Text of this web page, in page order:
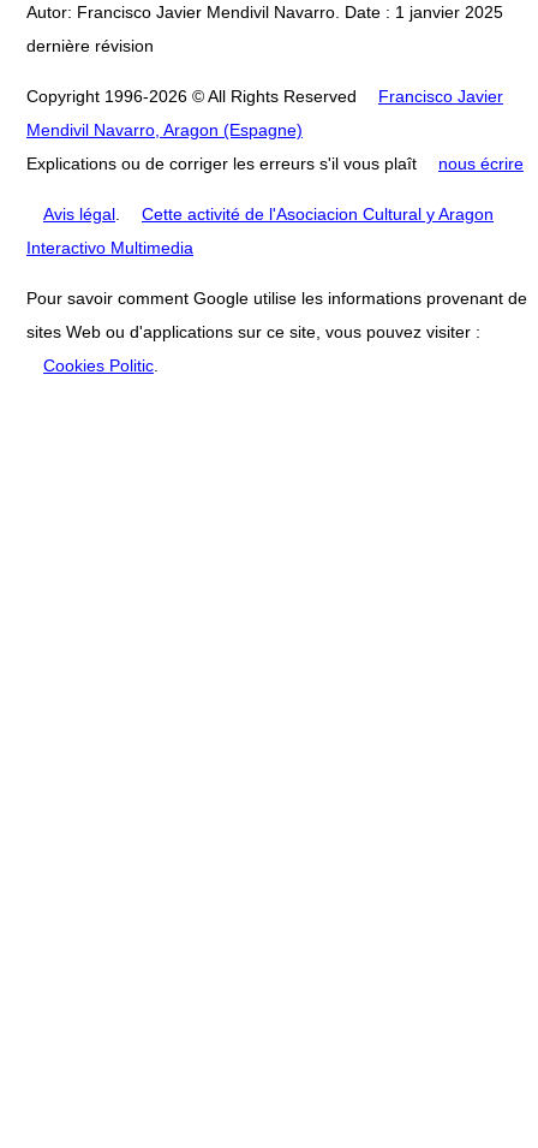
Autor: Francisco Javier Mendivil Navarro. Date : 1 janvier 2025
dernière révision
Copyright 1996-2026 © All Rights Reserved
Francisco Javier
Mendivil Navarro, Aragon (Espagne)
Explications ou de corriger les erreurs s'il vous plaît
nous écrire
Avis légal
Cette activité de l'Asociacion Cultural y Aragon
Interactivo Multimedia
Pour savoir comment Google utilise les informations provenant de
sites Web ou d'applications sur ce site, vous pouvez visiter :
Cookies Politic